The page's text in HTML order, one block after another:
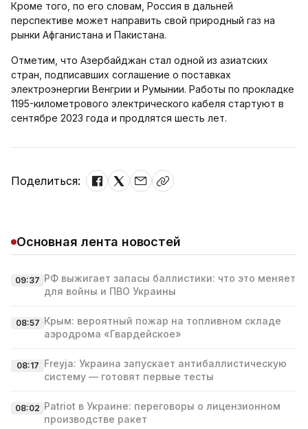
Кроме того, по его словам, Россия в дальней
перспективе может направить свой природный газ на
рынки Афганистана и Пакистана.
Отметим, что Азербайджан стал одной из азиатских
стран, подписавших соглашение о поставках
электроэнергии Венгрии и Румынии. Работы по прокладке
1195-километрового электрического кабеля стартуют в
сентябре 2023 года и продлятся шесть лет.
Поделиться:
Основная лента новостей
09:37 РФ выжигает запасы баллистики: что это меняет
для войны и ПВО Украины
08:57 Крым: вероятный пожар на топливном складе
аэродрома «Гвардейское»
08:17 Freyja: Украина запускает антибаллистическую
систему — готовят первые тесты
08:02 Patriot в Украине: переговоры о лицензионном
производстве ракет